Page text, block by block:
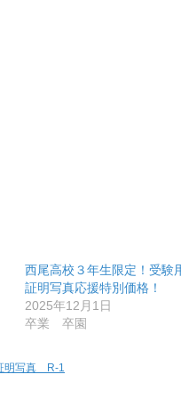
西尾高校３年生限定！受験
証明写真応援特別価格！
2025年12月1日
卒業 卒園
明写真 R-1